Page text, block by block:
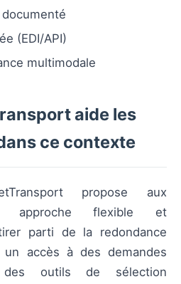
(EDI/API)
multimodale
aide les
ce contexte
propose aux
approche flexible et
parti de la redondance
accès à des demandes
des outils de sélection